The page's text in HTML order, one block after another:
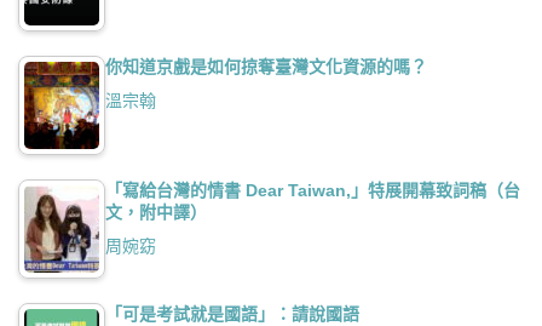
你知道京戲是如何掠奪臺灣文化資源的嗎？
溫宗翰
「寫給台灣的情書 Dear Taiwan,」特展開幕致詞稿（台
文，附中譯）
周婉窈
「可是考試就是國語」：請說國語